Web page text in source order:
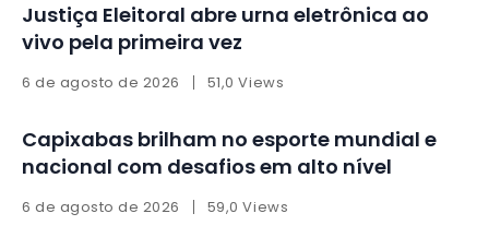
Justiça Eleitoral abre urna eletrônica ao
vivo pela primeira vez
6 de agosto de 2026 51,0 Views
Capixabas brilham no esporte mundial e
nacional com desafios em alto nível
6 de agosto de 2026 59,0 Views